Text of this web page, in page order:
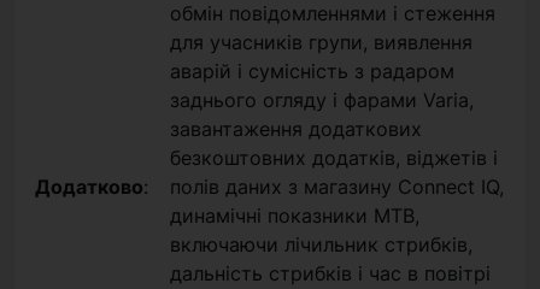
Додатково:
обмін повідомленнями і стеження
для учасників групи, виявлення
аварій і сумісність з радаром
заднього огляду і фарами Varia,
завантаження додаткових
безкоштовних додатків, віджетів і
полів даних з магазину Connect IQ,
динамічні показники MTB,
включаючи лічильник стрибків,
дальність стрибків і час в повітрі